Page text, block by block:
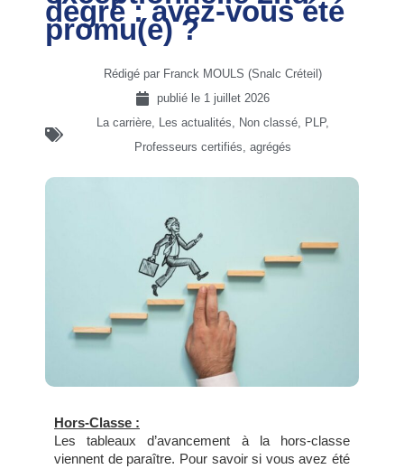
degré : avez-vous été
promu(e) ?
Rédigé par Franck MOULS (Snalc Créteil)
publié le 1 juillet 2026
La carrière, Les actualités, Non classé, PLP,
Professeurs certifiés, agrégés
Hors-Classe :
Les tableaux d’avancement à la hors-classe
viennent de paraître. Pour savoir si vous avez été